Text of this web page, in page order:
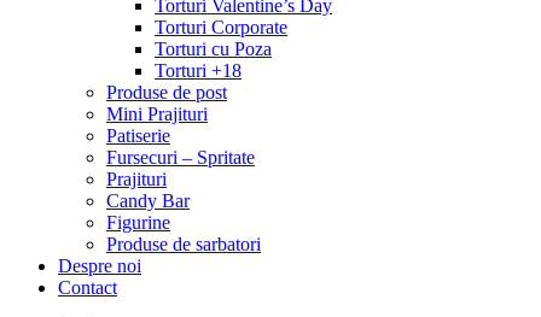
Torturi Valentine’s Day
Torturi Corporate
Torturi cu Poza
Torturi +18
Produse de post
Mini Prajituri
Patiserie
Fursecuri – Spritate
Prajituri
Candy Bar
Figurine
Produse de sarbatori
Despre noi
Contact